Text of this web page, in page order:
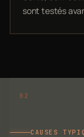
sont testés
CAUSES